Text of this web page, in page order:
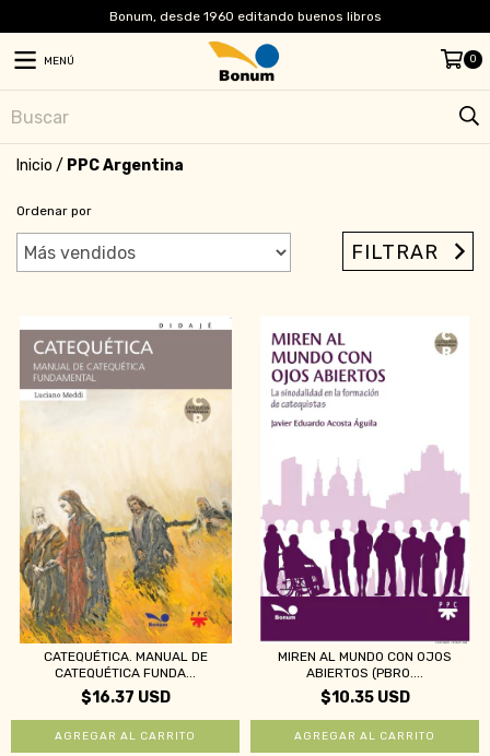
Bonum, desde 1960 editando buenos libros
MENÚ 0
Inicio / PPC Argentina
Ordenar por
FILTRAR
CATEQUÉTICA. MANUAL DE
CATEQUÉTICA FUNDA...
$16.37 USD
MIREN AL MUNDO CON OJOS
ABIERTOS (PBRO....
$10.35 USD